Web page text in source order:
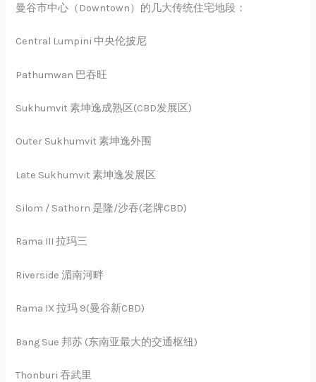
曼谷市中心（Downtown）的几大传统住宅地段：
Central Lumpini 中央伦披尼
Pathumwan 巴吞旺
Sukhumvit 素坤逸成熟区(CBD发展区)
Outer Sukhumvit 素坤逸外围
Late Sukhumvit 素坤逸发展区
Silom / Sathorn 是隆/沙吞(老牌CBD)
Rama III 拉玛三
Riverside 湄南河畔
Rama IX 拉玛 9(曼谷新CBD)
Bang Sue 邦苏 (东南亚最大的交通枢纽)
Thonburi 吞武里